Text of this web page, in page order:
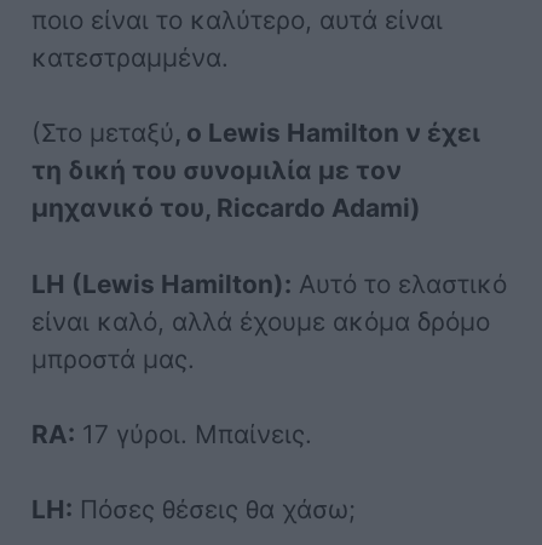
ποιο είναι το καλύτερο, αυτά είναι
κατεστραμμένα.
(Στο μεταξύ, ο Lewis Hamilton ν έχει
τη δική του συνομιλία με τον
μηχανικό του, Riccardo Adami)
LH (Lewis Hamilton): Αυτό το ελαστικό
είναι καλό, αλλά έχουμε ακόμα δρόμο
μπροστά μας.
RA: 17 γύροι. Μπαίνεις.
LH: Πόσες θέσεις θα χάσω;